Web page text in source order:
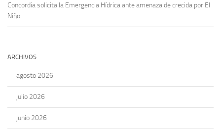
Concordia solicita la Emergencia Hídrica ante amenaza de crecida por El
Niño
ARCHIVOS
agosto 2026
julio 2026
junio 2026